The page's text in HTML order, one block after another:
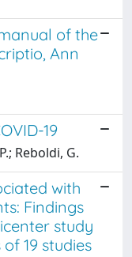
of the
Ann
19
Reboldi, G.
with
Findings
study
19 studies